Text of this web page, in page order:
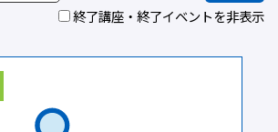
終了講座・終了イベントを非表示